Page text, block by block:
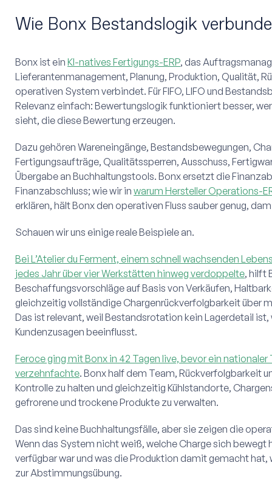
Wie Bonx Bestandslogik
Bonx ist ein KI-natives Fertigungs-ERP, das
Lieferantenmanagement, Planung, Produktion, Qualität,
operativen System verbindet. Für FIFO, LIFO und
Relevanz einfach: Bewertungslogik funktioniert besser,
sieht, die diese Bewertung erzeugen.
Dazu gehören Wareneingänge, Bestandsbewegungen,
Fertigungsaufträge, Qualitätssperren, Ausschuss,
Übergabe an Buchhaltungstools. Bonx ersetzt die
Finanzabschluss; wie wir in warum Hersteller Operations-
erklären, hält Bonx den operativen Fluss sauber genug,
Schauen wir uns einige reale Beispiele an.
Bei L’Atelier du Ferment, einem schnell wachsenden
jedes Jahr über vier Werkstätten hinweg verdoppelte, hilft
Beschaffungsvorschläge auf Basis von Verkäufen,
gleichzeitig vollständige Chargenrückverfolgbarkeit über
Das ist relevant, weil Bestandsrotation kein Lagerdetail
Kundenzusagen beeinflusst.
Feroce ging mit Bonx in 42 Tagen live, bevor ein
verzehnfachte. Bonx half dem Team, Rückverfolgbarkeit
Kontrolle zu halten und gleichzeitig Kühlstandorte,
gefrorene und trockene Produkte zu verwalten.
Das sind keine Buchhaltungsfälle, aber sie zeigen die
Wenn das System nicht weiß, welche Charge sich
verfügbar war und was die Produktion damit gemacht hat,
zur Abstimmungsübung.